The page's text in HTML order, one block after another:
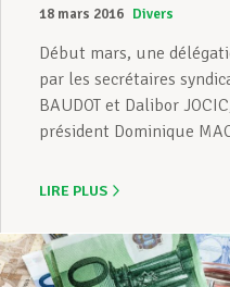
18 mars 2016 Divers
Début mars, une
par les secrétaires
BAUDOT et Dalibor
président Dominique
LIRE PLUS